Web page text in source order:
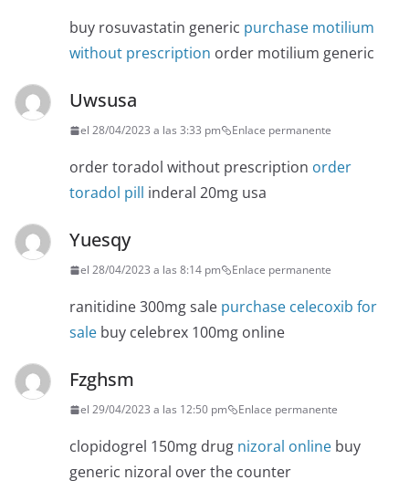
buy rosuvastatin generic purchase motilium
without prescription order motilium generic
Uwsusa
el 28/04/2023 a las 3:33 pm Enlace permanente
order toradol without prescription order
toradol pill inderal 20mg usa
Yuesqy
el 28/04/2023 a las 8:14 pm Enlace permanente
ranitidine 300mg sale purchase celecoxib for
sale buy celebrex 100mg online
Fzghsm
el 29/04/2023 a las 12:50 pm Enlace permanente
clopidogrel 150mg drug nizoral online buy
generic nizoral over the counter